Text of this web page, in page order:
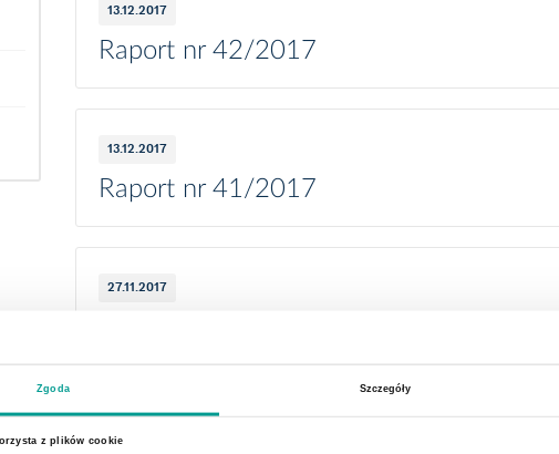
Zgoda Szczegóły
z plików cookie
13.12.2017
Raport nr 42/2017
13.12.2017
Raport nr 41/2017
27.11.2017